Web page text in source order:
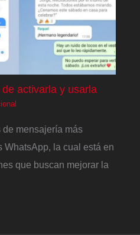
activarla y usarla
mensajería más
WhatsApp, la cual está en
que buscan mejorar la